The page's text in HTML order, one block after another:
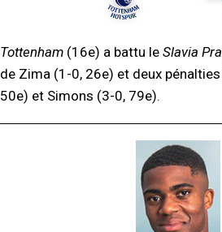
Tottenham (16e) a battu le Slavia
de Zima (1-0, 26e) et deux
50e) et Simons (3-0, 79e).